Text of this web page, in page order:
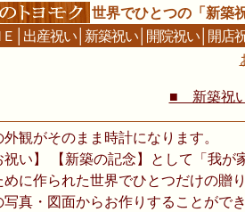
世界でひとつの「新築
出産祝い 新築祝い 開院祝い 開店
■ 新築祝
観がそのまま時計になります。
祝い】 【新築の記念】として「我
めに作られた世界でひとつだけの贈
写真・図面からお作りすることが